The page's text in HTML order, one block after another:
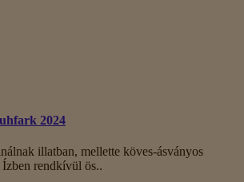
2024
illatban, mellette köves-ásványos
rendkívül ös..